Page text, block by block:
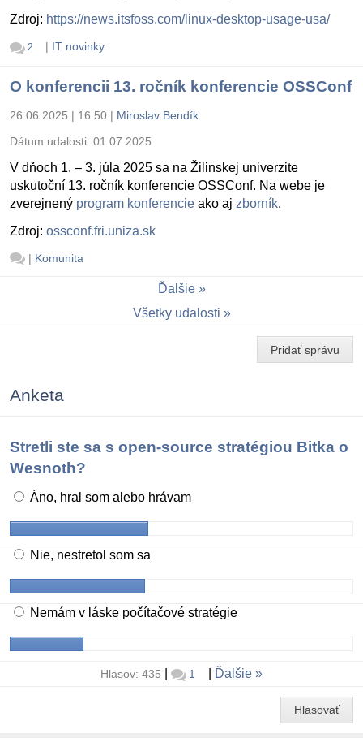
Zdroj: https://news.itsfoss.com/linux-desktop-usage-usa/
2 | IT novinky
O konferencii 13. ročník konferencie OSSConf
26.06.2025 | 16:50 | Miroslav Bendík
Dátum udalosti: 01.07.2025
V dňoch 1. – 3. júla 2025 sa na Žilinskej univerzite
uskutoční 13. ročník konferencie OSSConf. Na webe je
zverejnený program konferencie ako aj zborník.
Zdroj: ossconf.fri.uniza.sk
| Komunita
Ďalšie
Všetky udalosti
Pridať správu
Anketa
Stretli ste sa s open-source stratégiou Bitka o
Wesnoth?
Áno, hral som alebo hrávam
Nie, nestretol som sa
Nemám v láske počítačové stratégie
Hlasov: 435 1 Ďalšie
Hlasovať